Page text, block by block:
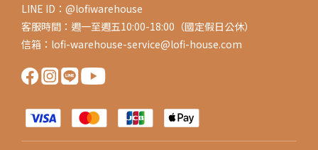
LINE ID：@lofiwarehouse
客服時間：週一至週五10:00-18:00（國定假日公休）
信箱：lofi-warehouse-service@lofi-house.com